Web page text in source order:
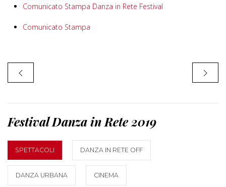
Comunicato Stampa Danza in Rete Festival
Comunicato Stampa
Festival Danza in Rete 2019
SPETTACOLI DANZA IN RETE OFF
DANZA URBANA CINEMA